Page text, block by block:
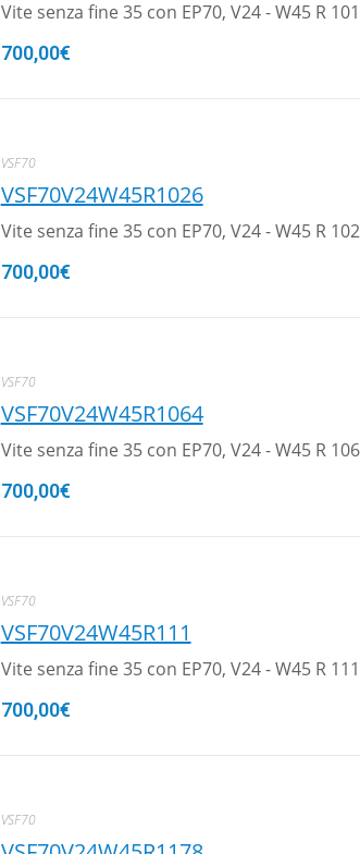
Vite senza fine 35 con EP70, V24 - W45 R
700,00€
VSF70
VSF70V24W45R1026
Vite senza fine 35 con EP70, V24 - W45 R
700,00€
VSF70
VSF70V24W45R1064
Vite senza fine 35 con EP70, V24 - W45 R
700,00€
VSF70
VSF70V24W45R111
Vite senza fine 35 con EP70, V24 - W45 R
700,00€
VSF70